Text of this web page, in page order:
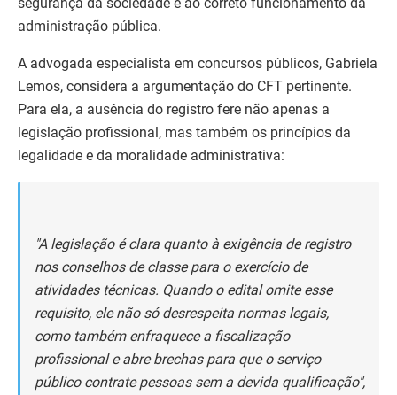
administração pública.
A advogada especialista em concursos públicos, Gabriela
Lemos, considera a argumentação do CFT pertinente.
Para ela, a ausência do registro fere não apenas a
legislação profissional, mas também os princípios da
legalidade e da moralidade administrativa:
"A legislação é clara quanto à exigência de registro
nos conselhos de classe para o exercício de
atividades técnicas. Quando o edital omite esse
requisito, ele não só desrespeita normas legais,
como também enfraquece a fiscalização
profissional e abre brechas para que o serviço
público contrate pessoas sem a devida qualificação",